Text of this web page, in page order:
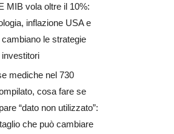
MIB vola oltre il 10%:
inflazione USA e
cambiano le strategie
investitori
mediche nel 730
cosa fare se
“dato non utilizzato”:
che può cambiare